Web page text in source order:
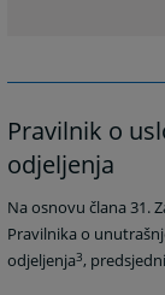
Pravilnik o
odjeljenja
Na osnovu člana 31.
Pravilnika o
odjeljenja3,